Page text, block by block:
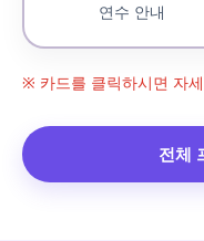
연수 안내
※ 카드를 클릭하시면 자
전체